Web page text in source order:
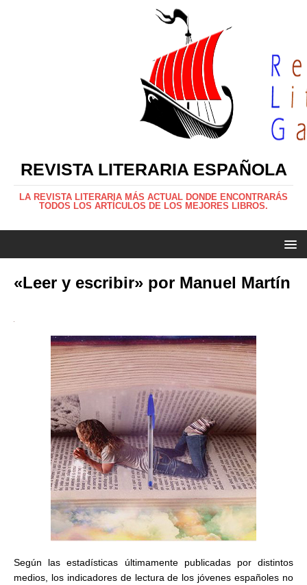
REVISTA LITERARIA ESPAÑOLA
LA REVISTA LITERARIA MÁS ACTUAL DONDE ENCONTRARÁS
TODOS LOS ARTÍCULOS DE LOS MEJORES LIBROS.
«Leer y escribir» por Manuel Martín
Según las estadísticas últimamente publicadas por distintos
medios, los indicadores de lectura de los jóvenes españoles no